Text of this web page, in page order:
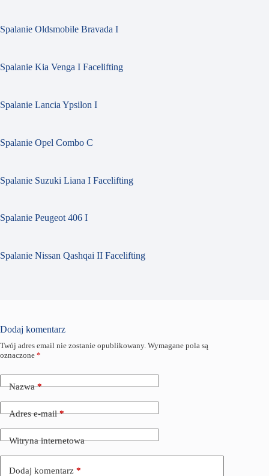
Spalanie Oldsmobile Bravada I
Spalanie Kia Venga I Facelifting
Spalanie Lancia Ypsilon I
Spalanie Opel Combo C
Spalanie Suzuki Liana I Facelifting
Spalanie Peugeot 406 I
Spalanie Nissan Qashqai II Facelifting
Dodaj komentarz
Twój adres email nie zostanie opublikowany. Wymagane pola są
oznaczone *
Nazwa*
Adres e-mail*
Witryna internetowa
Dodaj komentarz *